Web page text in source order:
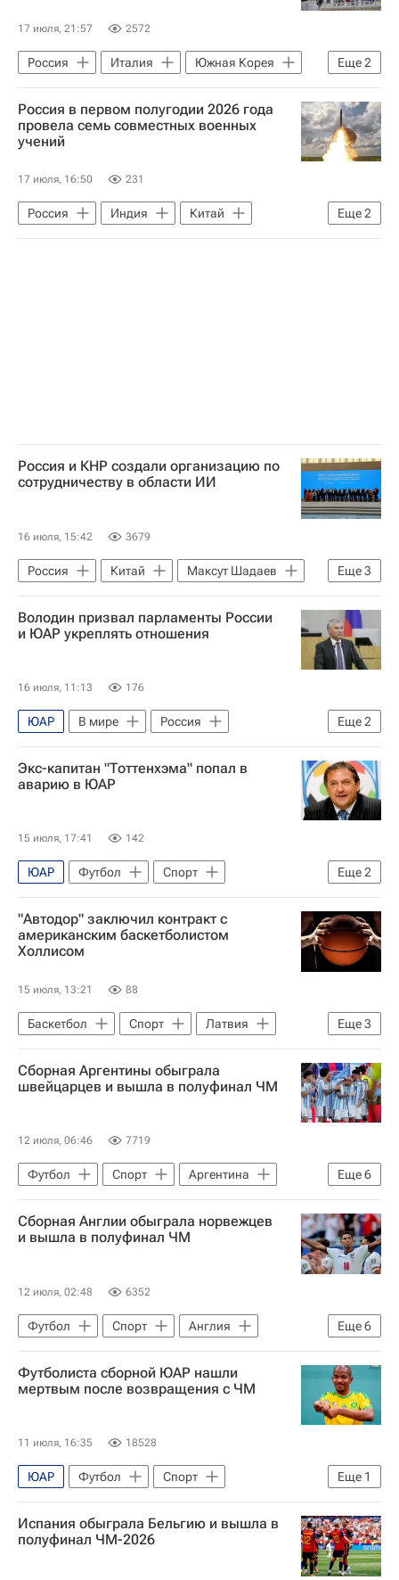
17 июля, 21:57 2572
Еще2
Россия Италия
Южная Корея
Евростат
Экономика
Россия в первом полугодии 2026 года
провела семь совместных военных
учений
17 июля, 16:50 231
Еще2
Россия Индия
Китай
Василий Осьмаков
Россия и КНР создали организацию по
сотрудничеству в области ИИ
16 июля, 15:42 3679
Еще3
Россия Китай
Максут Шадаев
Ван И (политик)
Си Цзиньпин
В мире
Володин призвал парламенты России
и ЮАР укреплять отношения
16 июля, 11:13 176
Еще2
ЮАР В мире
Россия
Вячеслав Володин
Госдума РФ
Экс-капитан "Тоттенхэма" попал в
аварию в ЮАР
15 июля, 17:41 142
Еще2
ЮАР Футбол
Спорт
Тоттенхэм Хотспур
Англия
"Автодор" заключил контракт с
американским баскетболистом
Холлисом
15 июля, 13:21 88
Еще3
Баскетбол Спорт
Латвия
Германия
Доминикана Автодор
Сборная Аргентины обыграла
швейцарцев и вышла в полуфинал ЧМ
12 июля, 06:46 7719
Еще6
Футбол Спорт
Аргентина
Швейцария
ЧМ по футболу 2026
Алексис Макаллистер
Дан Ндойе
Сборная Англии обыграла норвежцев
и вышла в полуфинал ЧМ
12 июля, 02:48 6352
Еще6
Футбол Спорт
Англия
ЧМ по футболу 2026
Андреас Шельдеруп
Джордан Пикфорд
Футболиста сборной ЮАР нашли
мертвым после возвращения с ЧМ
11 июля, 16:35 18528
Еще 1
ЮАР Футбол
Спорт
ЧМ по футболу 2026
Испания обыграла Бельгию и вышла в
полуфинал ЧМ-2026